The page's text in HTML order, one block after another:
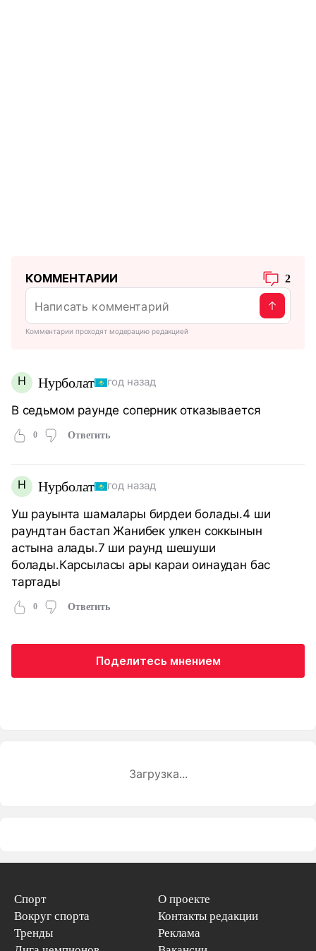
КОММЕНТАРИИ 2
Комментарии проходят модерацию редакцией
Н Нурболат год назад
В седьмом раунде соперник отказывается
0 Ответить
Н Нурболат год назад
Уш рауынта шамалары бирдеи болады.4 ши
раундтан бастап Жанибек улкен соккынын
астына алады.7 ши раунд шешуши
болады.Карсыласы ары караи оинаудан бас
тартады
0 Ответить
Поделитесь мнением
Загрузка...
Спорт
Вокруг спорта
Тренды
О проекте
Контакты редакции
Реклама